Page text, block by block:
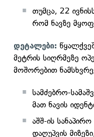
თუმცა, 22
რომ ნავზე
დეტალები:
მეტრის სიღრმეზე
მოშორებით
სამძებრო-
მათ ნავის
აშშ-ის
დაღუპვის